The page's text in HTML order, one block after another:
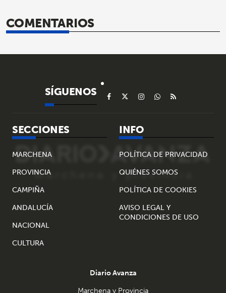
COMENTARIOS
SÍGUENOS
SECCIONES
MARCHENA
PROVINCIA
CAMPIÑA
ANDALUCÍA
NACIONAL
CULTURA
INFO
POLÍTICA DE PRIVACIDAD
QUIÉNES SOMOS
POLÍTICA DE COOKIES
AVISO LEGAL Y
CONDICIONES DE USO
Diario Avanza
Marchena y Provincia